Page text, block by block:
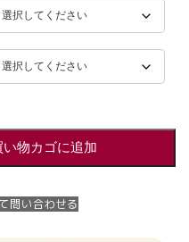
い物カゴに追加
問い合わせる